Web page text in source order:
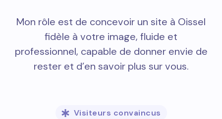
Mon rôle est de concevoir un site à Oissel
fidèle à votre image, fluide et
professionnel, capable de donner envie de
rester et d’en savoir plus sur vous.
Visiteurs convaincus